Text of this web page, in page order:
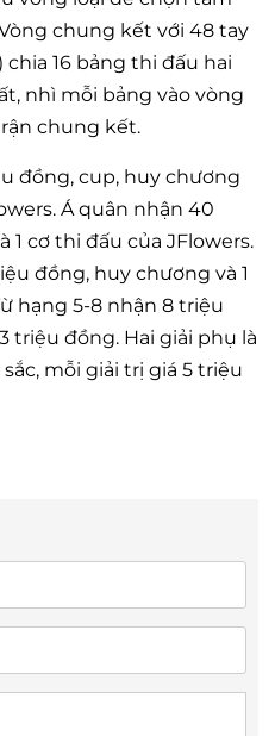
chung kết với 48 tay
16 bảng thi đấu hai
nhì mỗi bảng vào vòng
chung kết.
đồng, cup, huy chương
Á quân nhận 40
cơ thi đấu của JFlowers.
đồng, huy chương và 1
hạng 5-8 nhận 8 triệu
triệu đồng. Hai giải phụ là
mỗi giải trị giá 5 triệu